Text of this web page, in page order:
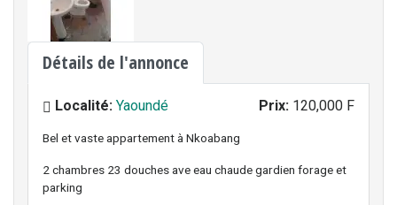
Détails de l'annonce
Localité: Yaoundé Prix: 120,000 F
Bel et vaste appartement à Nkoabang
2 chambres 23 douches ave eau chaude gardien forage et
parking